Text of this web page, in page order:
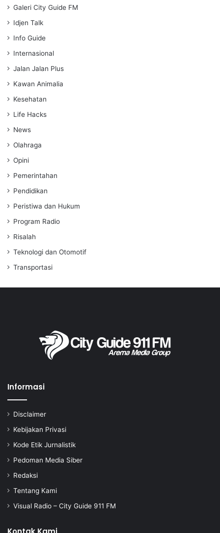
Galeri City Guide FM
Idjen Talk
Info Guide
Internasional
Jalan Jalan Plus
Kawan Animalia
Kesehatan
Life Hacks
News
Olahraga
Opini
Pemerintahan
Pendidikan
Peristiwa dan Hukum
Program Radio
Risalah
Teknologi dan Otomotif
Transportasi
Informasi
Disclaimer
Kebijakan Privasi
Kode Etik Jurnalistik
Pedoman Media Siber
Redaksi
Tentang Kami
Visual Radio – City Guide 911 FM